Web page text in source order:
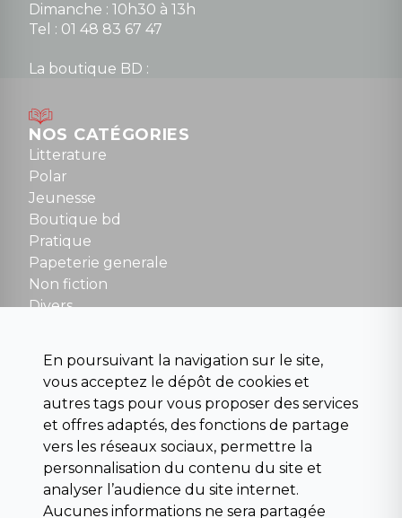
Dimanche : 10h30 à 13h
Tel : 01 48 83 67 47
La boutique BD :
Mardi au samedi : 10h à 13h / 14h à 19h
Dimanche : 10h30 à 12h30
Tel : 01 48 89 13 88
Fermé le dimanche en Juillet et Août
NOUS CONTACTER
contact@la-griffe-noire.com
NOS CATÉGORIES
Litterature
Polar
Jeunesse
Boutique bd
Pratique
Papeterie generale
Non fiction
Divers
Para scolaire
Histoire
Pochoteque
Pleiade
En poursuivant la navigation sur le site,
vous acceptez le dépôt de cookies et
autres tags pour vous proposer des services
et offres adaptés, des fonctions de partage
vers les réseaux sociaux, permettre la
personnalisation du contenu du site et
analyser l’audience du site internet.
Aucunes informations ne sera partagée